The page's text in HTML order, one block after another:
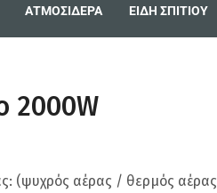
ΑΤΜΟΣΙΔΕΡΑ ΕΊΔΗ ΣΠΙΤΙΟΎ
2000W
(ψυχρός αέρας / θερμός